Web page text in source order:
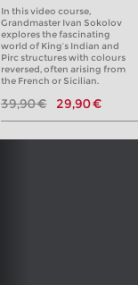
In this video course,
Grandmaster Ivan Sokolov
explores the fascinating
world of King’s Indian and
Pirc structures with colours
reversed, often arising from
the French or Sicilian.
39,90 € 29,90 €